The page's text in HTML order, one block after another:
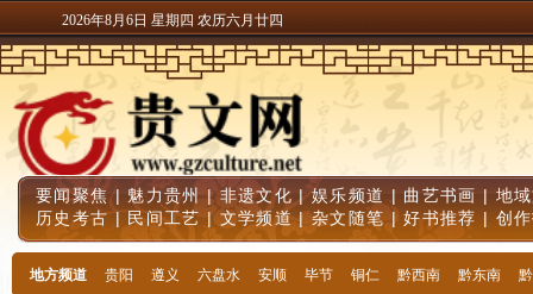
2026年8月6日 星期四 农历六月廿四
要闻聚焦| 魅力贵州|非遗文化 |娱乐频道 | 曲艺书画 | 地
历史考古 | 民间工艺 |文学频道|杂文随笔 |好书推荐 | 创
地方频道 贵阳 遵义 六盘水 安顺 毕节 铜仁 黔西南 黔东南